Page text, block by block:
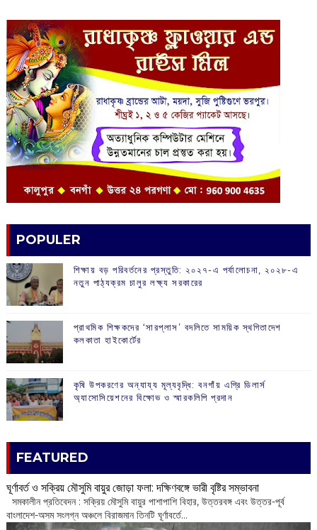
POPULER
শিক্ষায় বড় পরিবর্তনের প্রস্তুতি: ২০২৭-এ পর্যালোচনা, ২০২৮-এ
নতুন পাঠ্যক্রম চালুর লক্ষ্য সরকারের
প্রাথমিক শিক্ষকদের ‘সারপ্লাস’ বদলিতে সাময়িক স্থগিতাদেশ
কলকাতা হাইকোর্টের
কৃষি উপকরণের অন্যায্য মূল্যবৃদ্ধি: বনগাঁয় এগ্রি ডিলার্স
অ্যাসোসিয়েশনের বিক্ষোভ ও স্মারকলিপি প্রদান
FEATURED
ঘূর্ণাবর্ত ও সক্রিয় মৌসুমি বায়ুর জোড়া ফলা: দক্ষিণবঙ্গে ভারী বৃষ্টির সম্ভাবনা
সমকালীন প্রতিবেদন : সক্রিয় মৌসুমি বায়ুর পাশাপাশি বিহার, উত্তরবঙ্গ এবং উত্তর-পূর্ব
বাংলাদেশ-অসম সংলগ্ন অঞ্চলে বিরাজমান তিনটি ঘূর্ণাবর্তে...